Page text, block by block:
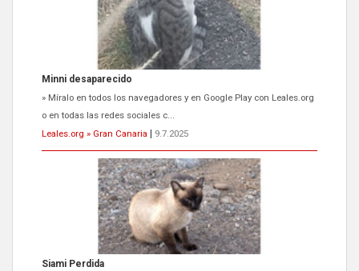
Minni desaparecido
» Míralo en todos los navegadores y en Google Play con Leales.org
o en todas las redes sociales c...
Leales.org » Gran Canaria
9.7.2025
Siami Perdida